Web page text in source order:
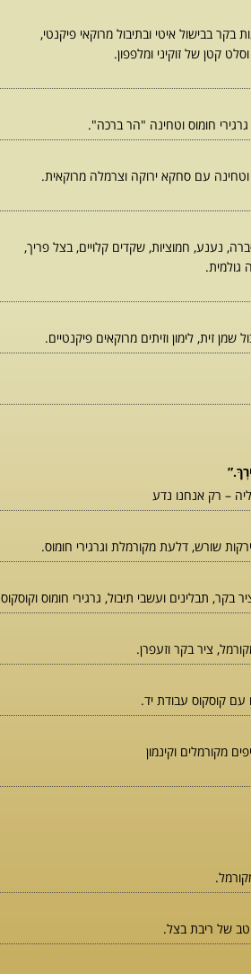
בקר בבישול איטי ובתיבול מרוקאי פיקנטי,
קטן של זוקיני ומלפפון.
חומוס וטחינה "הר ברכה".
עם סחקא ירוקה וצרמלה מרוקאית.
נענע, חמוציות, שקדים קלויים, בצל פריך,
גולמית.
זית, לימון וזיתים מרוקאים פיקנטיים.
– רק אנחנו נדע
שורש, דלעת מקורמלת וגרגירי חומוס.
בקר, תבלינים ועשבי תיבול, גרגירי חומוס וקוסקוס
ציר בקר וזעפרן.
עם קוסקוס עבודת יד.
מקורמלים וקינמון
של ריבת בצל.